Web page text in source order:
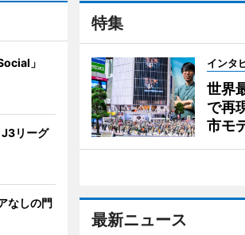
特集
インタ
世界
で再
市モ
最新ニュース
」
リーグ
なしの門